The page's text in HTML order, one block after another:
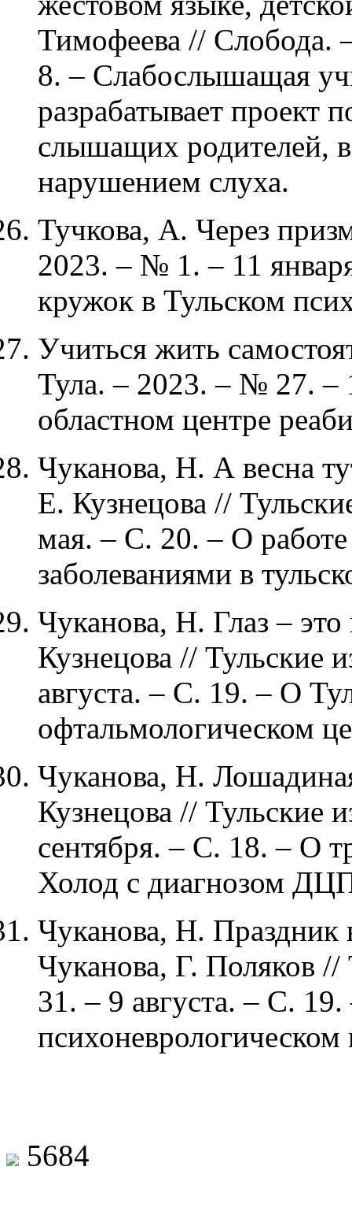
Тимофеева // Слобода.
8. – Слабослышащая
разрабатывает проект
слышащих родителей,
нарушением слуха.
Тучкова, А. Через
2023. – № 1. – 11
кружок в Тульском
Учиться жить
Тула. – 2023. – № 27. –
областном центре
Чуканова, Н. А весна
Е. Кузнецова //
мая. – С. 20. – О
заболеваниями в
Чуканова, Н. Глаз –
Кузнецова // Тульские
августа. – С. 19. – О
офтальмологическом
Чуканова, Н.
Кузнецова // Тульские
сентября. – С. 18. – О
Холод с диагнозом
Чуканова, Н.
Чуканова, Г. Поляков
31. – 9 августа. – С.
психоневрологическом
5684